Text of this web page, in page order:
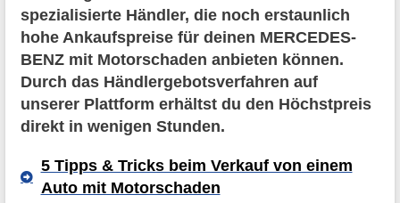
spezialisierte Händler, die noch erstaunlich
hohe Ankaufspreise für deinen MERCEDES-
BENZ mit Motorschaden anbieten können.
Durch das Händlergebotsverfahren auf
unserer Plattform erhältst du den Höchstpreis
direkt in wenigen Stunden.
5 Tipps & Tricks beim Verkauf von einem
Auto mit Motorschaden